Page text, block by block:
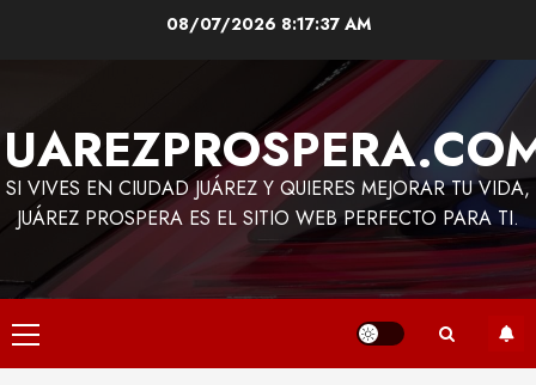
08/07/2026 8:17:37 AM
SI VIVES EN CIUDAD JUÁREZ Y QUIERES MEJORAR TU VIDA,
JUÁREZ PROSPERA ES EL SITIO WEB PERFECTO PARA TI.
Menú
principal